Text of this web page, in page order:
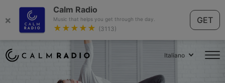
×
Calm Radio
Music that helps you get through the day.
★★★★★ (3113)
GET
Italiano